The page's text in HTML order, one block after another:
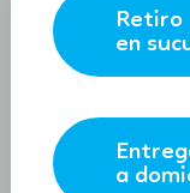
Retiro
en
a